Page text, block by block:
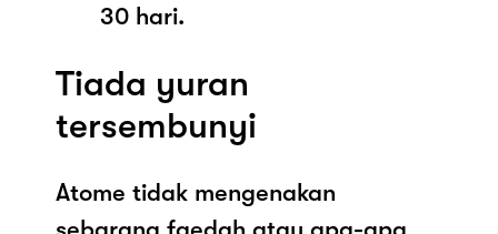
30 hari.
Tiada yuran
tersembunyi
Atome tidak mengenakan